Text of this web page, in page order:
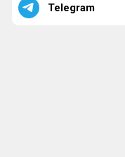
Telegram